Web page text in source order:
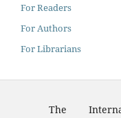
For Readers
For Authors
For Librarians
The